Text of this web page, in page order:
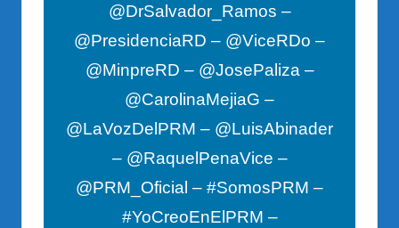
@DrSalvador_Ramos –
@PresidenciaRD – @ViceRDo –
@MinpreRD – @JosePaliza –
@CarolinaMejiaG –
@LaVozDelPRM – @LuisAbinader
– @RaquelPenaVice –
@PRM_Oficial – #SomosPRM –
#YoCreoEnElPRM –